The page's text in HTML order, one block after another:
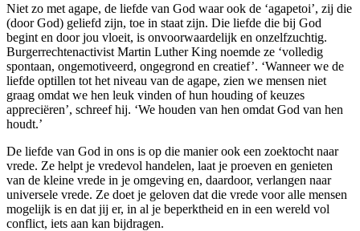
Niet zo met agape, de liefde van God waar ook de ‘agapetoi’, zij die
(door God) geliefd zijn, toe in staat zijn. Die liefde die bij God
begint en door jou vloeit, is onvoorwaardelijk en onzelfzuchtig.
Burgerrechtenactivist Martin Luther King noemde ze ‘volledig
spontaan, ongemotiveerd, ongegrond en creatief’. ‘Wanneer we de
liefde optillen tot het niveau van de agape, zien we mensen niet
graag omdat we hen leuk vinden of hun houding of keuzes
appreciëren’, schreef hij. ‘We houden van hen omdat God van hen
houdt.’
De liefde van God in ons is op die manier ook een zoektocht naar
vrede. Ze helpt je vredevol handelen, laat je proeven en genieten
van de kleine vrede in je omgeving en, daardoor, verlangen naar
universele vrede. Ze doet je geloven dat die vrede voor alle mensen
mogelijk is en dat jij er, in al je beperktheid en in een wereld vol
conflict, iets aan kan bijdragen.